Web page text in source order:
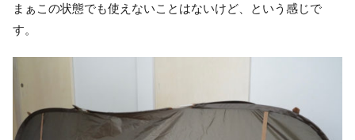
まぁこの状態でも使えないことはないけど、という感じで
す。